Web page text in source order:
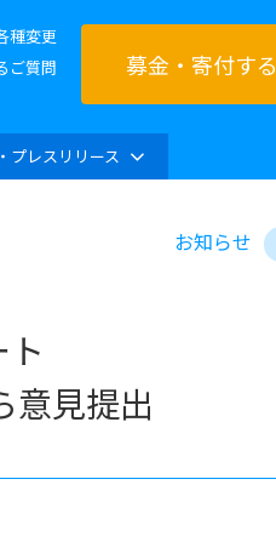
種変更
ご質問
募金・寄付する
プレスリリース
お知らせ
意見提出